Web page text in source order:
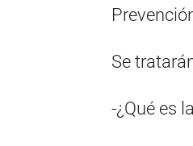
Se
-¿Qué es